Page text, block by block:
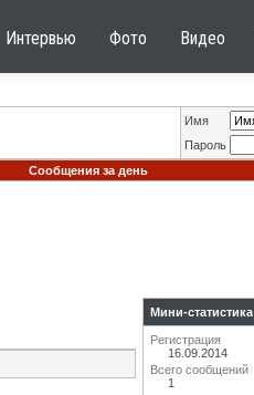
Интервью Фото Видео
Имя
Пароль
Сообщения за день
Мини-статистика
Регистрация
16.09.2014
Всего сообщений
1